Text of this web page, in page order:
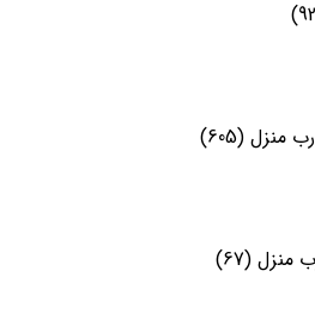
منزل(605)
منزل (67)